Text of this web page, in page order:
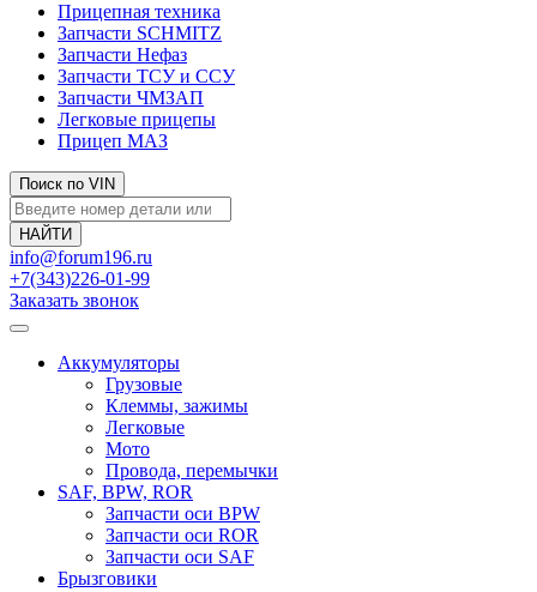
Прицепная техника
Запчасти SCHMITZ
Запчасти Нефаз
Запчасти ТСУ и ССУ
Запчасти ЧМЗАП
Легковые прицепы
Прицеп МАЗ
Поиск по VIN
info@forum196.ru
+7(343)226-01-99
Заказать звонок
Аккумуляторы
Грузовые
Клеммы, зажимы
Легковые
Мото
Провода, перемычки
SAF, BPW, ROR
Запчасти оси BPW
Запчасти оси ROR
Запчасти оси SAF
Брызговики